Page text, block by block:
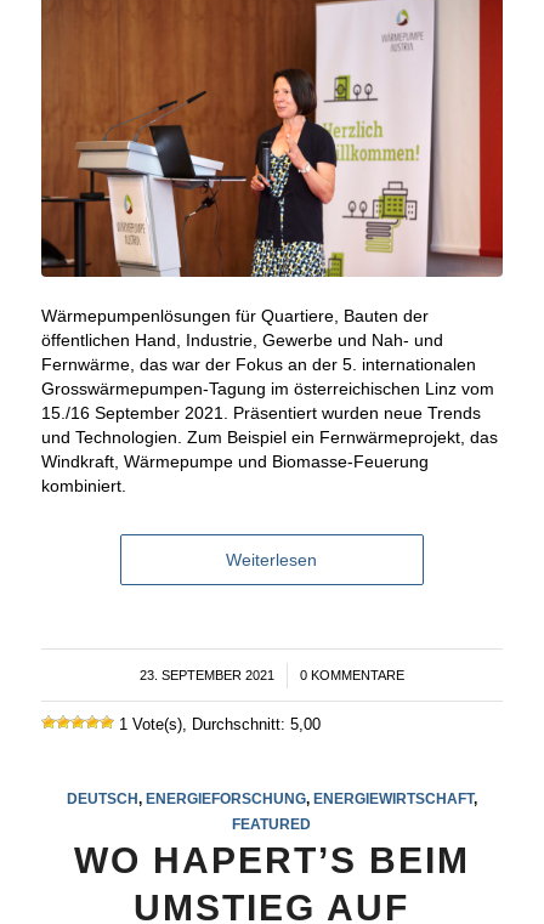
Wärmepumpenlösungen für Quartiere, Bauten der
öffentlichen Hand, Industrie, Gewerbe und Nah- und
Fernwärme, das war der Fokus an der 5. internationalen
Grosswärmepumpen-Tagung im österreichischen Linz vom
15./16 September 2021. Präsentiert wurden neue Trends
und Technologien. Zum Beispiel ein Fernwärmeprojekt, das
Windkraft, Wärmepumpe und Biomasse-Feuerung
kombiniert.
Weiterlesen
23. SEPTEMBER 2021
/ 0 KOMMENTARE
1 Vote(s), Durchschnitt: 5,00
DEUTSCH ENERGIEFORSCHUNG, ENERGIEWIRTSCHAFT,
FEATURED
WO HAPERT’S BEIM
UMSTIEG AUF